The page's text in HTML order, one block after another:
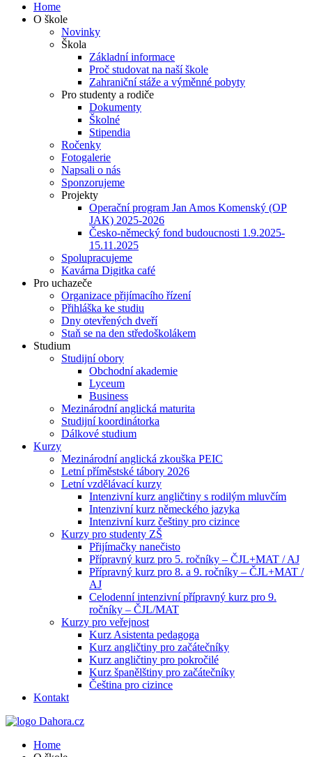
Home
O škole
Novinky
Škola
Základní informace
Proč studovat na naší škole
Zahraniční stáže a výměnné pobyty
Pro studenty a rodiče
Dokumenty
Školné
Stipendia
Ročenky
Fotogalerie
Napsali o nás
Sponzorujeme
Projekty
Operační program Jan Amos Komenský (OP
JAK) 2025-2026
Česko-německý fond budoucnosti 1.9.2025-
15.11.2025
Spolupracujeme
Kavárna Digitka café
Pro uchazeče
Organizace přijímacího řízení
Přihláška ke studiu
Dny otevřených dveří
Staň se na den středoškolákem
Studium
Studijní obory
Obchodní akademie
Lyceum
Business
Mezinárodní anglická maturita
Studijní koordinátorka
Dálkové studium
Kurzy
Mezinárodní anglická zkouška PEIC
Letní příměstské tábory 2026
Letní vzdělávací kurzy
Intenzivní kurz angličtiny s rodilým mluvčím
Intenzivní kurz německého jazyka
Intenzivní kurz češtiny pro cizince
Kurzy pro studenty ZŠ
Přijímačky nanečisto
Přípravný kurz pro 5. ročníky – ČJL+MAT / AJ
Přípravný kurz pro 8. a 9. ročníky – ČJL+MAT /
AJ
Celodenní intenzivní přípravný kurz pro 9.
ročníky – ČJL/MAT
Kurzy pro veřejnost
Kurz Asistenta pedagoga
Kurz angličtiny pro začátečníky
Kurz angličtiny pro pokročilé
Kurz španělštiny pro začátečníky
Čeština pro cizince
Kontakt
Home